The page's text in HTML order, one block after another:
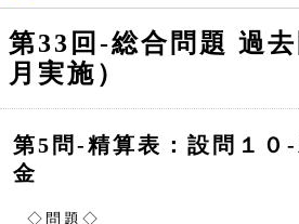
第33回‐総合問題 過
月実施）
第5問‐精算表：設問１０
金
◇問題◇